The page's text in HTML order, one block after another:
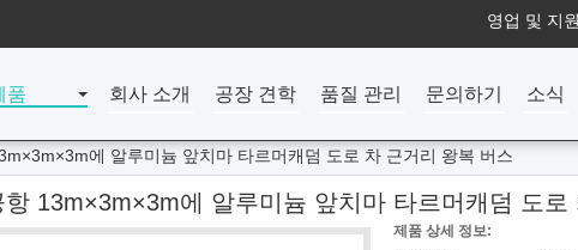
영업 및 지
품 회사 소개 공장 견학 품질 관리 문의하기 소식
에 알루미늄 앞치마 타르머캐덤 도로 차 근거리 왕복 버스
항 13m×3m×3m에 알루미늄 앞치마 타르머캐덤 도로
제품 상세 정보: